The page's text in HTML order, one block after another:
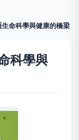
命科學與健康的橋梁
科學與